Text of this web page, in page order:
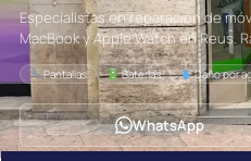
Especialistas en reparación de
MacBook y Apple Watch en Reus.
Pantallas Baterías Daño por
WhatsApp